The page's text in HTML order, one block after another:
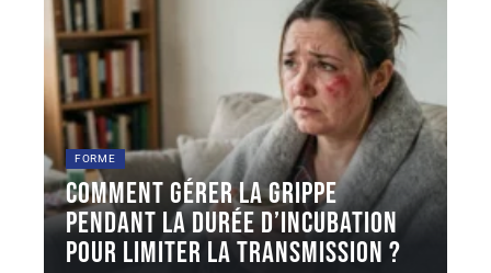
FORME
Comment gérer la grippe
pendant la durée d’incubation
pour limiter la transmission ?